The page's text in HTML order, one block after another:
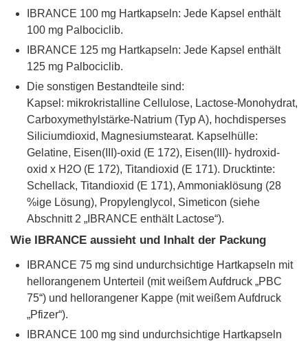
IBRANCE 100 mg Hartkapseln: Jede Kapsel enthält
100 mg Palbociclib.
IBRANCE 125 mg Hartkapseln: Jede Kapsel enthält
125 mg Palbociclib.
Die sonstigen Bestandteile sind:
Kapsel: mikrokristalline Cellulose, Lactose-Monohydrat,
Carboxymethylstärke-Natrium (Typ A), hochdisperses
Siliciumdioxid, Magnesiumstearat. Kapselhülle:
Gelatine, Eisen(III)-oxid (E 172), Eisen(III)- hydroxid-
oxid x H2O (E 172), Titandioxid (E 171). Drucktinte:
Schellack, Titandioxid (E 171), Ammoniaklösung (28
%ige Lösung), Propylenglycol, Simeticon (siehe
Abschnitt 2 „IBRANCE enthält Lactose“).
Wie IBRANCE aussieht und Inhalt der Packung
IBRANCE 75 mg sind undurchsichtige Hartkapseln mit
hellorangenem Unterteil (mit weißem Aufdruck „PBC
75“) und hellorangener Kappe (mit weißem Aufdruck
„Pfizer“).
IBRANCE 100 mg sind undurchsichtige Hartkapseln